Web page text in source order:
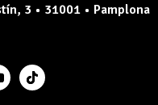
3 • 31001 • Pamplona